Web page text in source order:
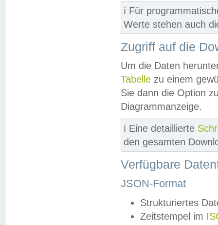
ℹ️ Für
Werte stehen auch
Zugriff auf die
Um die Daten
Tabelle zu einem
Sie dann die Option
Diagrammanzeige.
ℹ️ Eine detaillierte
den gesamten
Verfügbare
JSON-Format
Strukturiertes
Zeitstempel im